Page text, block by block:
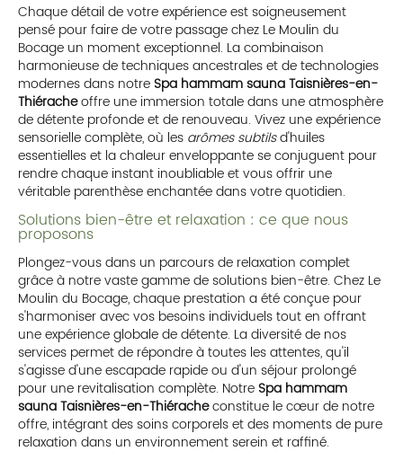
Chaque détail de votre expérience est soigneusement
pensé pour faire de votre passage chez Le Moulin du
Bocage un moment exceptionnel. La combinaison
harmonieuse de techniques ancestrales et de technologies
modernes dans notreSpa hammam sauna Taisnières-en-
Thiéracheoffre une immersion totale dans une atmosphère
de détente profonde et de renouveau. Vivez une expérience
sensorielle complète, où les arômes subtilsd'huiles
essentielles et la chaleur enveloppante se conjuguent pour
rendre chaque instant inoubliable et vous offrir une
véritable parenthèse enchantée dans votre quotidien.
Solutions bien-être et relaxation : ce que nous
proposons
Plongez-vous dans un parcours de relaxation complet
grâce à notre vaste gamme de solutions bien-être. Chez Le
Moulin du Bocage, chaque prestation a été conçue pour
s'harmoniser avec vos besoins individuels tout en offrant
une expérience globale de détente. La diversité de nos
services permet de répondre à toutes les attentes, qu'il
s'agisse d'une escapade rapide ou d'un séjour prolongé
pour une revitalisation complète. NotreSpa hammam
sauna Taisnières-en-Thiéracheconstitue le cœur de notre
offre, intégrant des soins corporels et des moments de pure
relaxation dans un environnement serein et raffiné.